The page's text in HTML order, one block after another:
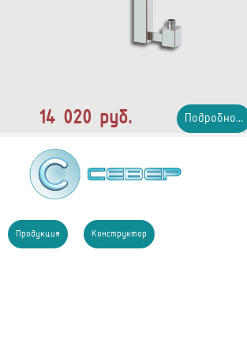
14 020 руб. Подробно...
Продукция Конструктор